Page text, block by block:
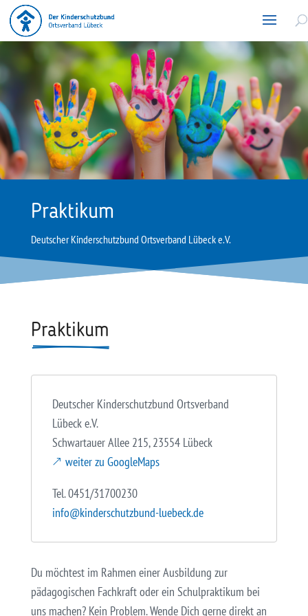
Praktikum
Deutscher Kinderschutzbund Ortsverband Lübeck e.V.
Praktikum
Du möchtest im Rahmen einer Ausbildung zur
pädagogischen Fachkraft oder ein Schulpraktikum bei
uns machen? Kein Problem. Wende Dich gerne direkt an
Deutscher Kinderschutzbund Ortsverband
Lübeck e.V.
Schwartauer Allee 215, 23554 Lübeck
weiter zu GoogleMaps
Tel. 0451/31700230
info@kinderschutzbund-luebeck.de